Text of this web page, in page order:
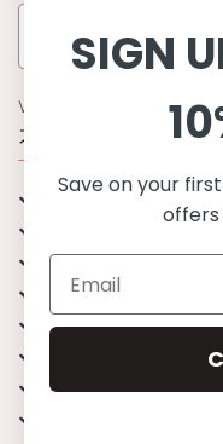
WHY CHOOSE US?
기능성과 품질, 그리
UPF 50+ 최고 수준
이탈리아산 최고급 원
환경을 생각하는 지속
유럽에서 생산된, 스칸
스타일리시함과 정교함
무한한 조합으로 믹스&
SIGN
Save on your
offers